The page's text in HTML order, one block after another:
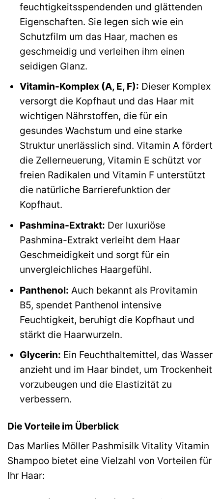
feuchtigkeitsspendenden und glättenden
Eigenschaften. Sie legen sich wie ein
Schutzfilm um das Haar, machen es
geschmeidig und verleihen ihm einen
seidigen Glanz.
Vitamin-Komplex (A, E, F): Dieser Komplex
versorgt die Kopfhaut und das Haar mit
wichtigen Nährstoffen, die für ein
gesundes Wachstum und eine starke
Struktur unerlässlich sind. Vitamin A fördert
die Zellerneuerung, Vitamin E schützt vor
freien Radikalen und Vitamin F unterstützt
die natürliche Barrierefunktion der
Kopfhaut.
Pashmina-Extrakt: Der luxuriöse
Pashmina-Extrakt verleiht dem Haar
Geschmeidigkeit und sorgt für ein
unvergleichliches Haargefühl.
Panthenol: Auch bekannt als Provitamin
B5, spendet Panthenol intensive
Feuchtigkeit, beruhigt die Kopfhaut und
stärkt die Haarwurzeln.
Glycerin: Ein Feuchthaltemittel, das Wasser
anzieht und im Haar bindet, um Trockenheit
vorzubeugen und die Elastizität zu
verbessern.
Die Vorteile im Überblick
Das Marlies Möller Pashmisilk Vitality Vitamin
Shampoo bietet eine Vielzahl von Vorteilen für
Ihr Haar: